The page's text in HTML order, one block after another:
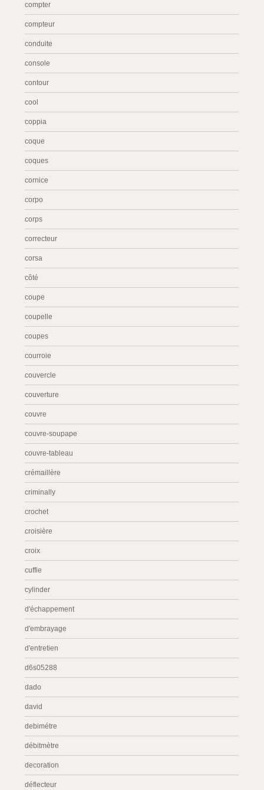
compter
compteur
conduite
console
contour
cool
coppia
coque
coques
cornice
corpo
corps
correcteur
corsa
côté
coupe
coupelle
coupes
courroie
couvercle
couverture
couvre
couvre-soupape
couvre-tableau
crémaillère
criminally
crochet
croisière
croix
cuffie
cylinder
d'échappement
d'embrayage
d'entretien
d6s05288
dado
david
debimétre
débitmètre
decoration
déflecteur